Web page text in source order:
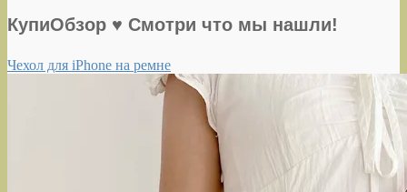
КупиОбзор ♥ Смотри что мы нашли!
Чехол для iPhone на ремне